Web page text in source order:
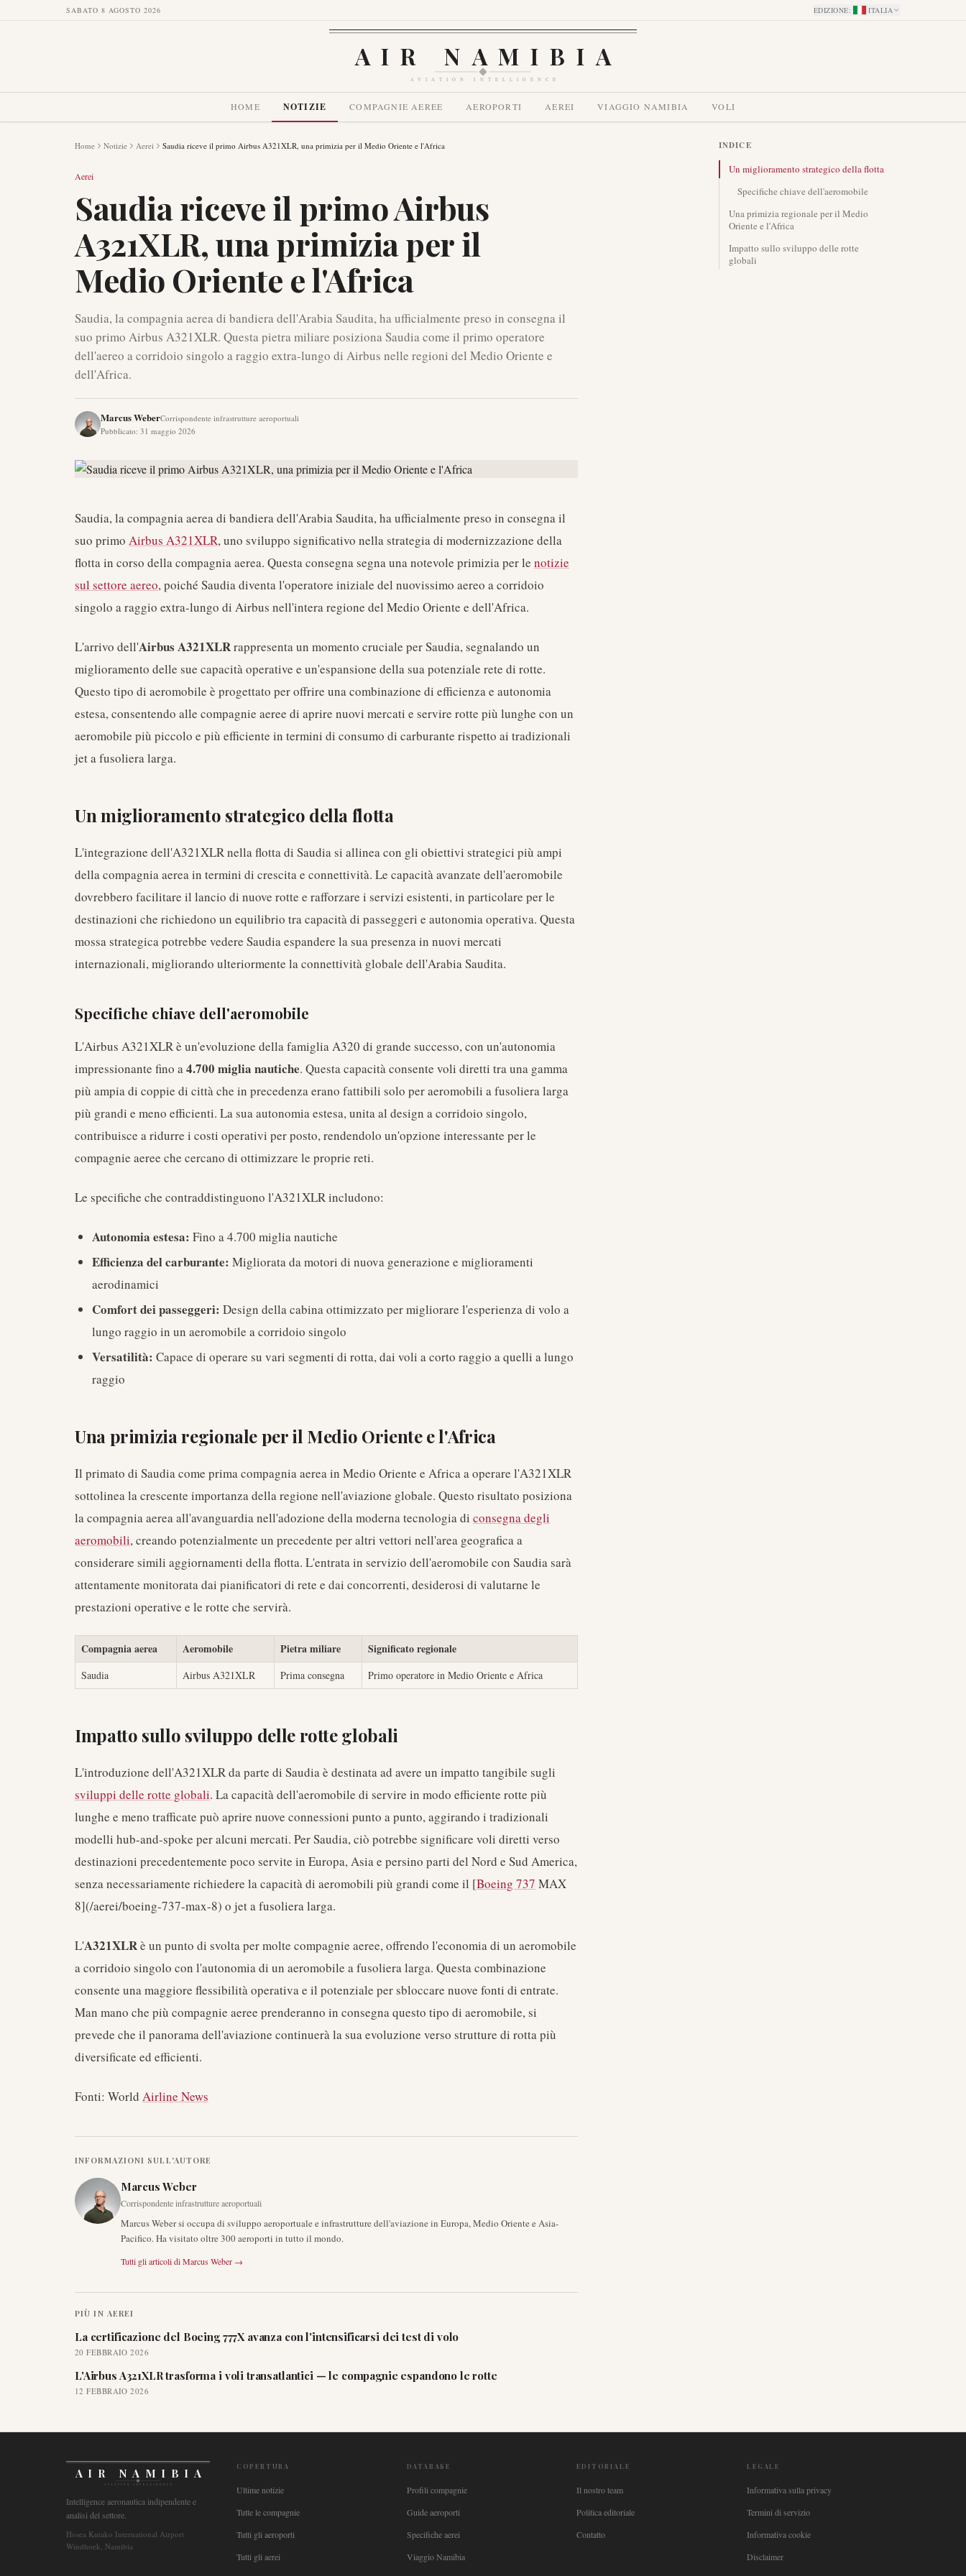
SABATO 8 AGOSTO 2026 EDIZIONE: ITALIA
AIR NAMIBIA
AVIATION INTELLIGENCE
HOME NOTIZIE COMPAGNIE AEREE AEROPORTI AEREI VIAGGIO NAMIBIA VOLI
Home Notizie Aerei Saudia riceve il primo Airbus A321XLR, una primizia per il Medio Oriente e l'Africa
Aerei
Saudia riceve il primo Airbus
A321XLR, una primizia per il
Medio Oriente e l'Africa
Saudia, la compagnia aerea di bandiera dell'Arabia Saudita, ha ufficialmente preso in consegna il
suo primo Airbus A321XLR. Questa pietra miliare posiziona Saudia come il primo operatore
dell'aereo a corridoio singolo a raggio extra-lungo di Airbus nelle regioni del Medio Oriente e
dell'Africa.
Marcus WeberCorrispondente infrastrutture aeroportuali
Pubblicato: 31 maggio 2026
Saudia, la compagnia aerea di bandiera dell'Arabia Saudita, ha ufficialmente preso in consegna il
suo primo Airbus A321XLR, uno sviluppo significativo nella strategia di modernizzazione della
flotta in corso della compagnia aerea. Questa consegna segna una notevole primizia per le notizie
sul settore aereo, poiché Saudia diventa l'operatore iniziale del nuovissimo aereo a corridoio
singolo a raggio extra-lungo di Airbus nell'intera regione del Medio Oriente e dell'Africa.
L'arrivo dell'Airbus A321XLRrappresenta un momento cruciale per Saudia, segnalando un
miglioramento delle sue capacità operative e un'espansione della sua potenziale rete di rotte.
Questo tipo di aeromobile è progettato per offrire una combinazione di efficienza e autonomia
estesa, consentendo alle compagnie aeree di aprire nuovi mercati e servire rotte più lunghe con un
aeromobile più piccolo e più efficiente in termini di consumo di carburante rispetto ai tradizionali
jet a fusoliera larga.
Un miglioramento strategico della flotta
L'integrazione dell'A321XLR nella flotta di Saudia si allinea con gli obiettivi strategici più ampi
della compagnia aerea in termini di crescita e connettività. Le capacità avanzate dell'aeromobile
dovrebbero facilitare il lancio di nuove rotte e rafforzare i servizi esistenti, in particolare per le
destinazioni che richiedono un equilibrio tra capacità di passeggeri e autonomia operativa. Questa
mossa strategica potrebbe vedere Saudia espandere la sua presenza in nuovi mercati
internazionali, migliorando ulteriormente la connettività globale dell'Arabia Saudita.
Specifiche chiave dell'aeromobile
L'Airbus A321XLR è un'evoluzione della famiglia A320 di grande successo, con un'autonomia
impressionante fino a4.700 miglia nautiche. Questa capacità consente voli diretti tra una gamma
più ampia di coppie di città che in precedenza erano fattibili solo per aeromobili a fusoliera larga
più grandi e meno efficienti. La sua autonomia estesa, unita al design a corridoio singolo,
contribuisce a ridurre i costi operativi per posto, rendendolo un'opzione interessante per le
compagnie aeree che cercano di ottimizzare le proprie reti.
Le specifiche che contraddistinguono l'A321XLR includono:
Autonomia estesa: Fino a 4.700 miglia nautiche
Efficienza del carburante: Migliorata da motori di nuova generazione e miglioramenti
aerodinamici
Comfort dei passeggeri: Design della cabina ottimizzato per migliorare l'esperienza di volo a
lungo raggio in un aeromobile a corridoio singolo
Versatilità: Capace di operare su vari segmenti di rotta, dai voli a corto raggio a quelli a lungo
raggio
Una primizia regionale per il Medio Oriente e l'Africa
Il primato di Saudia come prima compagnia aerea in Medio Oriente e Africa a operare l'A321XLR
sottolinea la crescente importanza della regione nell'aviazione globale. Questo risultato posiziona
la compagnia aerea all'avanguardia nell'adozione della moderna tecnologia di consegna degli
aeromobili, creando potenzialmente un precedente per altri vettori nell'area geografica a
considerare simili aggiornamenti della flotta. L'entrata in servizio dell'aeromobile con Saudia sarà
attentamente monitorata dai pianificatori di rete e dai concorrenti, desiderosi di valutarne le
prestazioni operative e le rotte che servirà.
Compagnia aerea Aeromobile Pietra miliare Significato regionale
Saudia Airbus A321XLR Prima consegna Primo operatore in Medio Oriente e Africa
Impatto sullo sviluppo delle rotte globali
L'introduzione dell'A321XLR da parte di Saudia è destinata ad avere un impatto tangibile sugli
sviluppi delle rotte globali. La capacità dell'aeromobile di servire in modo efficiente rotte più
lunghe e meno trafficate può aprire nuove connessioni punto a punto, aggirando i tradizionali
modelli hub-and-spoke per alcuni mercati. Per Saudia, ciò potrebbe significare voli diretti verso
destinazioni precedentemente poco servite in Europa, Asia e persino parti del Nord e Sud America,
senza necessariamente richiedere la capacità di aeromobili più grandi come il [Boeing 737 MAX
8](/aerei/boeing-737-max-8) o jet a fusoliera larga.
L'A321XLRè un punto di svolta per molte compagnie aeree, offrendo l'economia di un aeromobile
a corridoio singolo con l'autonomia di un aeromobile a fusoliera larga. Questa combinazione
consente una maggiore flessibilità operativa e il potenziale per sbloccare nuove fonti di entrate.
Man mano che più compagnie aeree prenderanno in consegna questo tipo di aeromobile, si
prevede che il panorama dell'aviazione continuerà la sua evoluzione verso strutture di rotta più
diversificate ed efficienti.
Fonti: World Airline News
INFORMAZIONI SULL'AUTORE
Marcus Weber
Corrispondente infrastrutture aeroportuali
Marcus Weber si occupa di sviluppo aeroportuale e infrastrutture dell'aviazione in Europa, Medio Oriente e Asia-
Pacifico. Ha visitato oltre 300 aeroporti in tutto il mondo.
Tutti gli articoli diMarcus Weber →
PIÙ IN AEREI
La certificazione del Boeing 777X avanza con l'intensificarsi dei test di volo
20 FEBBRAIO 2026
L'Airbus A321XLR trasforma i voli transatlantici — le compagnie espandono le rotte
12 FEBBRAIO 2026
INDICE
Un miglioramento strategico della flotta
Specifiche chiave dell'aeromobile
Una primizia regionale per il Medio
Oriente e l'Africa
Impatto sullo sviluppo delle rotte
globali
AIR NAMIBIA
AVIATION INTELLIGENCE
Intelligence aeronautica indipendente e
analisi del settore.
Hosea Kutako International Airport
Windhoek, Namibia
COPERTURA
Ultime notizie
Tutte le compagnie
Tutti gli aeroporti
Tutti gli aerei
DATABASE
Profili compagnie
Guide aeroporti
Specifiche aerei
Viaggio Namibia
EDITORIALE
Il nostro team
Politica editoriale
Contatto
LEGALE
Informativa sulla privacy
Termini di servizio
Informativa cookie
Disclaimer